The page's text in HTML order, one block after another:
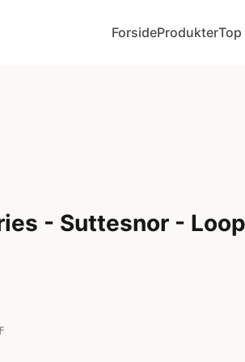
ForsideProdukterTop
- Suttesnor -